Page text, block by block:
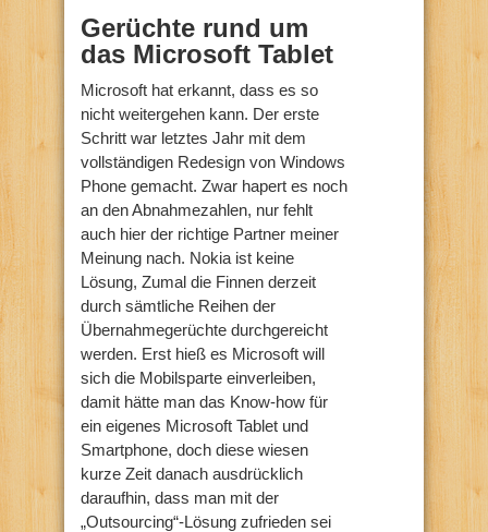
Gerüchte rund um
das Microsoft Tablet
Microsoft hat erkannt, dass es so
nicht weitergehen kann. Der erste
Schritt war letztes Jahr mit dem
vollständigen Redesign von Windows
Phone gemacht. Zwar hapert es noch
an den Abnahmezahlen, nur fehlt
auch hier der richtige Partner meiner
Meinung nach. Nokia ist keine
Lösung, Zumal die Finnen derzeit
durch sämtliche Reihen der
Übernahmegerüchte durchgereicht
werden. Erst hieß es Microsoft will
sich die Mobilsparte einverleiben,
damit hätte man das Know-how für
ein eigenes Microsoft Tablet und
Smartphone, doch diese wiesen
kurze Zeit danach ausdrücklich
daraufhin, dass man mit der
„Outsourcing“-Lösung zufrieden sei